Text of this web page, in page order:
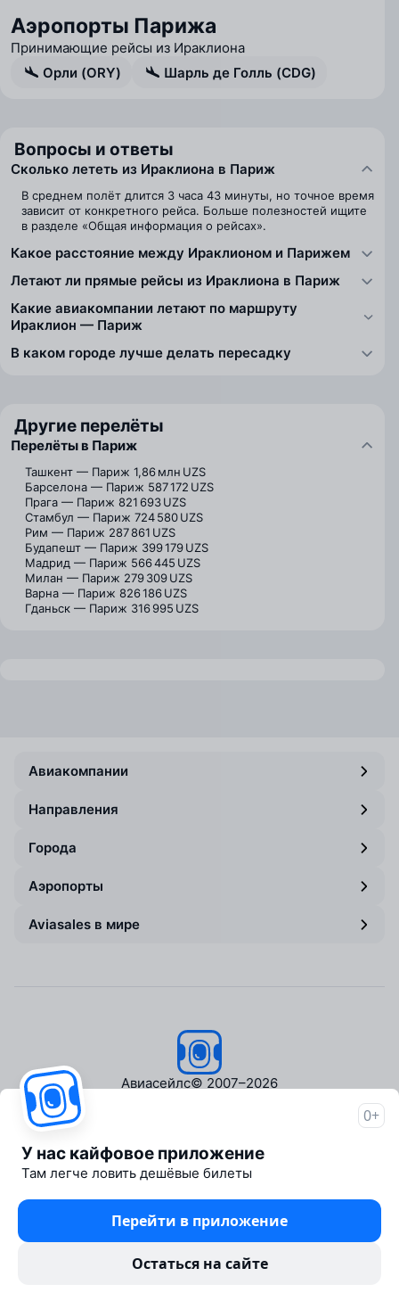
Аэропорты Парижа
Принимающие рейсы из Ираклиона
Орли (ORY)
Шарль де Голль (CDG)
Вопросы и ответы
Сколько лететь из Ираклиона в Париж
В среднем полёт длится 3 часа 43 минуты, но точное время
зависит от конкретного рейса. Больше полезностей ищите
в разделе «Общая информация о рейсах».
Какое расстояние между Ираклионом и Парижем
Летают ли прямые рейсы из Ираклиона в Париж
Какие авиакомпании летают по маршруту
Ираклион — Париж
В каком городе лучше делать пересадку
Другие перелёты
Перелёты в Париж
Ташкент — Париж 1,86 млн UZS
Барселона — Париж 587 172 UZS
Прага — Париж 821 693 UZS
Стамбул — Париж 724 580 UZS
Рим — Париж 287 861 UZS
Будапешт — Париж 399 179 UZS
Мадрид — Париж 566 445 UZS
Милан — Париж 279 309 UZS
Варна — Париж 826 186 UZS
Гданьск — Париж 316 995 UZS
Авиакомпании
Направления
Города
Аэропорты
Aviasales в мире
Авиасейлс© 2007–2026
Пресс‑центр
Travelpayouts
Партнёрская программа
Медиа Yo'lovchi
Трэвел‑медиа Aviasales.uz
0+
У нас кайфовое приложение
Там легче ловить дешёвые билеты
Перейти в приложение
Остаться на сайте